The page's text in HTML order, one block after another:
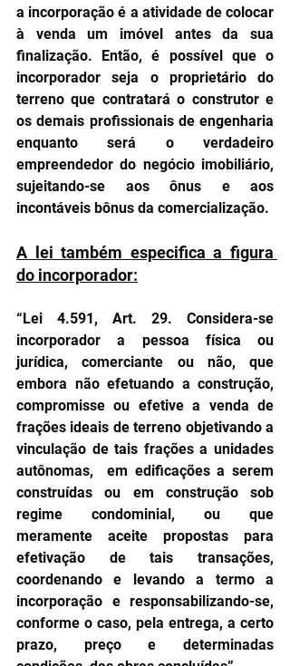
a incorporação é a atividade de colocar
à venda um imóvel antes da sua
finalização. Então, é possível que o
incorporador seja o proprietário do
terreno que contratará o construtor e
os demais profissionais de engenharia
enquanto será o verdadeiro
empreendedor do negócio imobiliário,
sujeitando-se aos ônus e aos
incontáveis bônus da comercialização.
A lei também especifica a figura
do incorporador:
“Lei 4.591, Art. 29. Considera-se
incorporador a pessoa física ou
jurídica, comerciante ou não, que
embora não efetuando a construção,
compromisse ou efetive a venda de
frações ideais de terreno objetivando a
vinculação de tais frações a unidades
autônomas,  em edificações a serem
construídas ou em construção sob
regime condominial, ou que
meramente aceite propostas para
efetivação de tais transações,
coordenando e levando a termo a
incorporação e responsabilizando-se,
conforme o caso, pela entrega, a certo
prazo, preço e determinadas